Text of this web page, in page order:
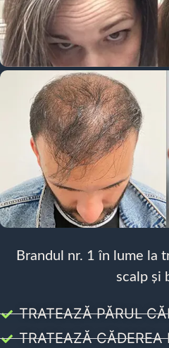
Brandul nr. 1 în lume la
scalp și
TRATEAZĂ PĂRUL
TRATEAZĂ CĂDEREA